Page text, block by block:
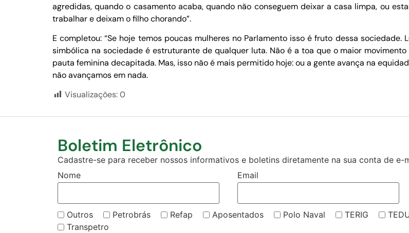
agredidas, quando o casamento acaba, quando não conseguem deixar a casa limpa, ou
trabalhar e deixam o filho chorando”.
E completou: “Se hoje temos poucas mulheres no Parlamento isso é fruto dessa
simbólica na sociedade é estruturante de qualquer luta. Não é a toa que o maior
pauta feminina decapitada. Mas, isso não é mais permitido hoje: ou a gente avança na
não avançamos em nada.
Visualizações:0
Boletim Eletrônico
Cadastre-se para receber nossos informativos e boletins diretamente na sua conta de e-
Nome
Email
Outros Petrobrás Refap Aposentados Polo Naval TERIG
Transpetro